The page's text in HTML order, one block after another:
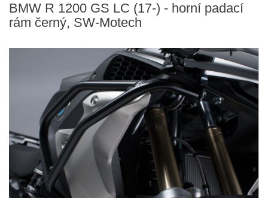
BMW R 1200 GS LC (17-) - horní padací
rám černý, SW-Motech